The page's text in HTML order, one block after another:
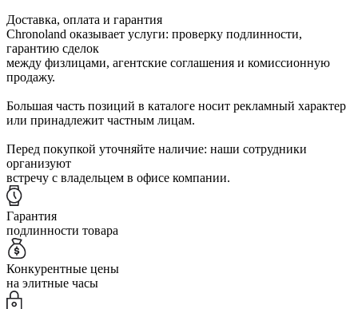
Доставка, оплата и гарантия
Chronoland оказывает услуги: проверку подлинности,
гарантию сделок
между физлицами, агентские соглашения и комиссионную
продажу.
Большая часть позиций в каталоге носит рекламный характер
или принадлежит частным лицам.
Перед покупкой уточняйте наличие: наши сотрудники
организуют
встречу с владельцем в офисе компании.
Гарантия
подлинности товара
Конкурентные цены
на элитные часы